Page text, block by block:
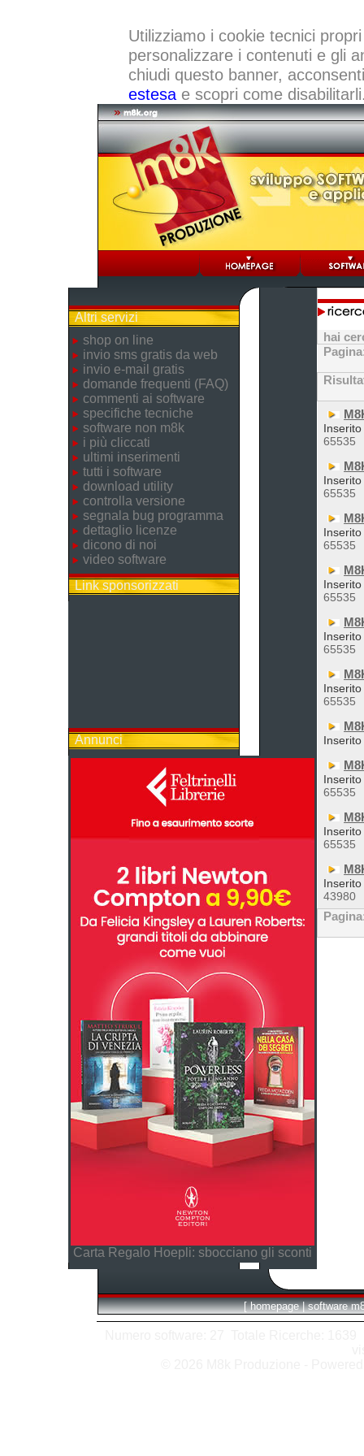
Utilizziamo i cookie tecnici
personalizzare i contenuti e gli
chiudi questo banner,
estesae scopri come
Altri servizi
shop on line
invio sms gratis da web
invio e-mail gratis
domande frequenti (FAQ)
commenti ai software
specifiche tecniche
software non m8k
i più cliccati
ultimi inserimenti
tutti i software
download utility
controlla versione
segnala bug programma
dettaglio licenze
dicono di noi
video software
Link sponsorizzati
Annunci
Carta Regalo Hoepli: sbocciano gli sconti
hai
65535
65535
65535
65535
65535
65535
65535
65535
43980
[ homepage | software